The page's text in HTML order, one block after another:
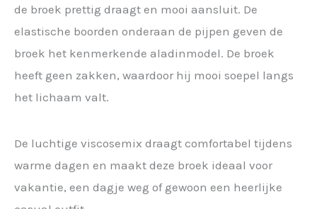
de broek prettig draagt en mooi aansluit. De
elastische boorden onderaan de pijpen geven de
broek het kenmerkende aladinmodel. De broek
heeft geen zakken, waardoor hij mooi soepel langs
het lichaam valt.
De luchtige viscosemix draagt comfortabel tijdens
warme dagen en maakt deze broek ideaal voor
vakantie, een dagje weg of gewoon een heerlijke